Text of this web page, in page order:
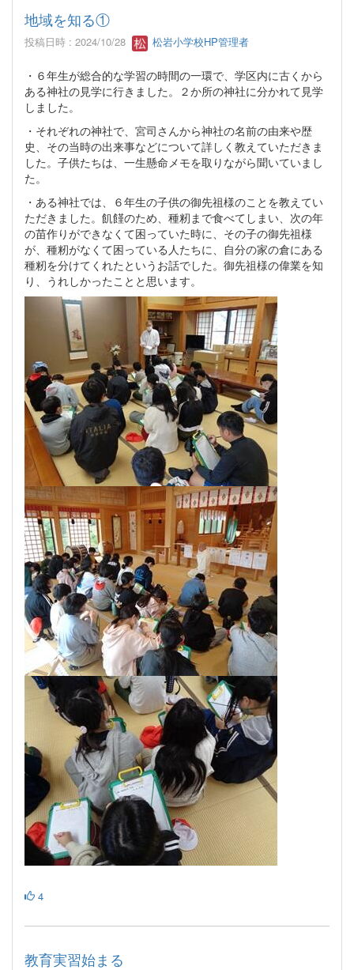
地域を知る①
投稿日時 : 2024/10/28 松岩小学校HP管理者
・６年生が総合的な学習の時間の一環で、学区内に古くから
ある神社の見学に行きました。２か所の神社に分かれて見学
しました。
・それぞれの神社で、宮司さんから神社の名前の由来や歴
史、その当時の出来事などについて詳しく教えていただきま
した。子供たちは、一生懸命メモを取りながら聞いていまし
た。
・ある神社では、６年生の子供の御先祖様のことを教えてい
ただきました。飢饉のため、種籾まで食べてしまい、次の年
の苗作りができなくて困っていた時に、その子の御先祖様
が、種籾がなくて困っている人たちに、自分の家の倉にある
種籾を分けてくれたというお話でした。御先祖様の偉業を知
り、うれしかったことと思います。
4
教育実習始まる